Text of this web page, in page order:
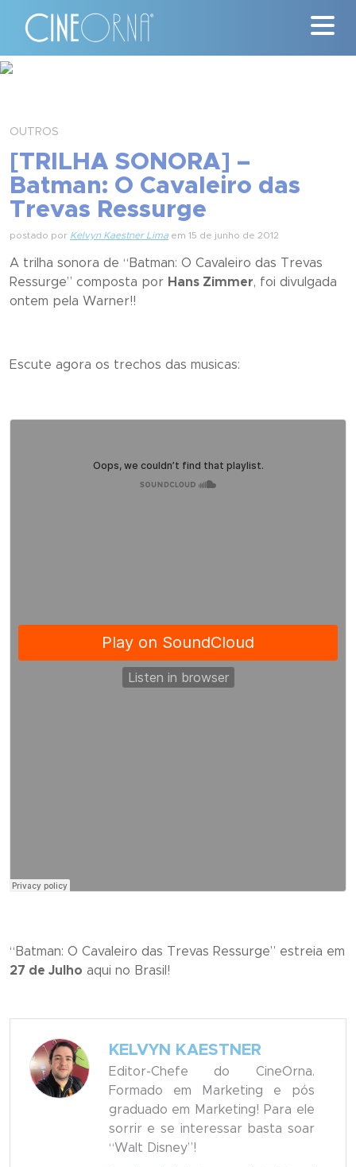
#ClássicosCineOrna
Quem Somos
Nossa História
Contato
OUTROS
[TRILHA SONORA] –
Batman: O Cavaleiro das
Trevas Ressurge
postado por Kelvyn Kaestner Lima em 15 de junho de 2012
A trilha sonora de “ Batman: O Cavaleiro das Trevas
Ressurge” composta por Hans Zimmer, foi divulgada
ontem pela Warner!!
Escute agora os trechos das musicas:
“ Batman: O Cavaleiro das Trevas Ressurge” estreia em
27 de Julho aqui no Brasil!
KELVYN KAESTNER
Editor-Chefe do CineOrna.
Formado em Marketing e pós
graduado em Marketing! Para ele
sorrir e se interessar basta soar
“Walt Disney”!